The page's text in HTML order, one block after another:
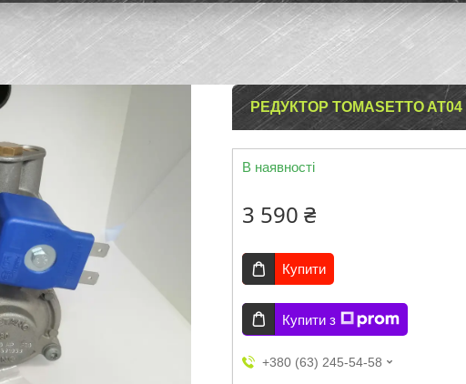
РЕДУКТОР TOMASETTO
В наявності
3 590 ₴
Купити
Купити з
+380 (63) 245-54-58